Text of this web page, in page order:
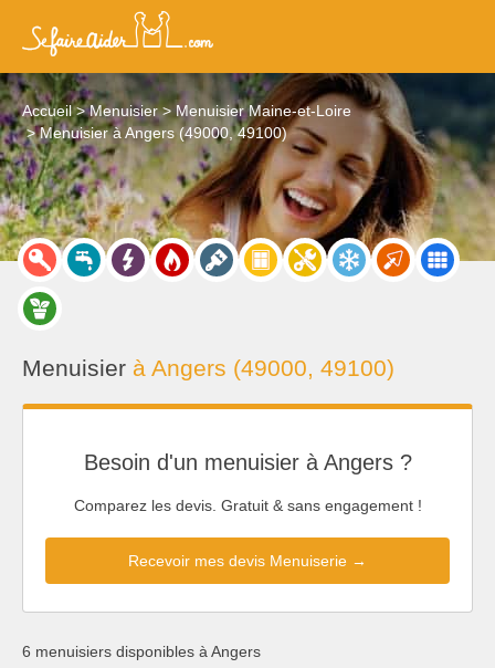
Accueil Menuisier
Menuisier Maine-et-Loire
Menuisier à Angers (49000, 49100)
Menuisier à Angers (49000, 49100)
Besoin d'un menuisier à Angers ?
Comparez les devis. Gratuit & sans engagement !
Recevoir mes devis Menuiserie →
6 menuisiers disponibles à Angers